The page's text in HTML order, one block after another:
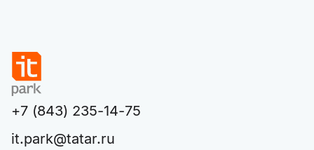
+7 (843) 235-14-75
it.park@tatar.ru